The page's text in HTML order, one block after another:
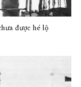
được hé lộ